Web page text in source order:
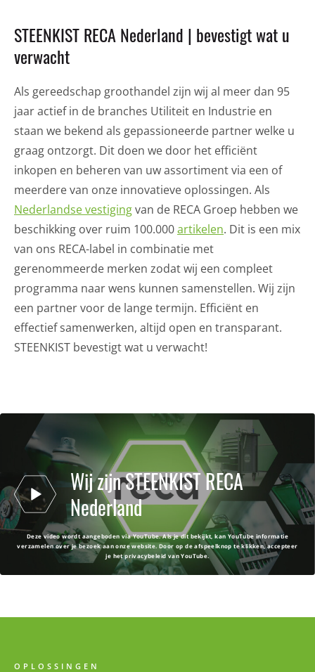
STEENKIST RECA Nederland | bevestigt wat u
verwacht
Als gereedschap groothandel zijn wij al meer dan 95
jaar actief in de branches Utiliteit en Industrie en
staan we bekend als gepassioneerde partner welke u
graag ontzorgt. Dit doen we door het efficiënt
inkopen en beheren van uw assortiment via een of
meerdere van onze innovatieve oplossingen. Als
Nederlandse vestigingvan de RECA Groep hebben we
beschikking over ruim 100.000artikelen. Dit is een mix
van ons RECA-label in combinatie met
gerenommeerde merken zodat wij een compleet
programma naar wens kunnen samenstellen. Wij zijn
een partner voor de lange termijn. Efficiënt en
effectief samenwerken, altijd open en transparant.
STEENKIST bevestigt wat u verwacht!
Wij zijn STEENKIST RECA
Nederland
Deze video wordt aangeboden via YouTube. Als je dit bekijkt, kan YouTube informatie
verzamelen over je bezoek aan onze website. Door op de afspeelknop te klikken, accepteer
je het privacybeleid van YouTube.
OPLOSSINGEN